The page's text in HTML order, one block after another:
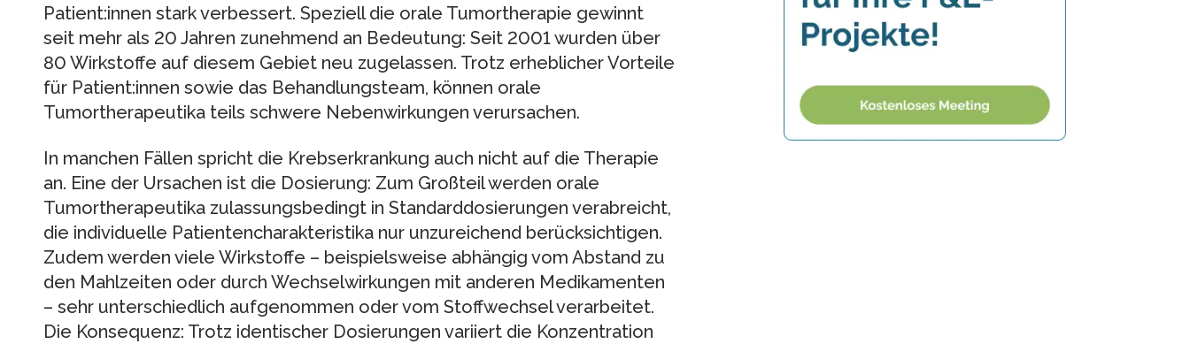
Patient:innen stark verbessert. Speziell die orale Tumortherapie gewinnt
seit mehr als 20 Jahren zunehmend an Bedeutung: Seit 2001 wurden über
80 Wirkstoffe auf diesem Gebiet neu zugelassen. Trotz erheblicher Vorteile
für Patient:innen sowie das Behandlungsteam, können orale
Tumortherapeutika teils schwere Nebenwirkungen verursachen.
In manchen Fällen spricht die Krebserkrankung auch nicht auf die Therapie
an. Eine der Ursachen ist die Dosierung: Zum Großteil werden orale
Tumortherapeutika zulassungsbedingt in Standarddosierungen verabreicht,
die individuelle Patientencharakteristika nur unzureichend berücksichtigen.
Zudem werden viele Wirkstoffe – beispielsweise abhängig vom Abstand zu
den Mahlzeiten oder durch Wechselwirkungen mit anderen Medikamenten
– sehr unterschiedlich aufgenommen oder vom Stoffwechsel verarbeitet.
Die Konsequenz: Trotz identischer Dosierungen variiert die Konzentration